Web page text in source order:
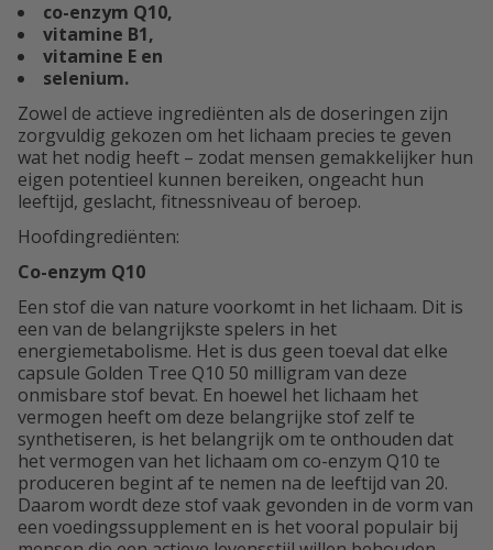
co-enzym Q10,
vitamine B1,
vitamine E en
selenium.
Zowel de actieve ingrediënten als de doseringen zijn
zorgvuldig gekozen om het lichaam precies te geven
wat het nodig heeft – zodat mensen gemakkelijker hun
eigen potentieel kunnen bereiken, ongeacht hun
leeftijd, geslacht, fitnessniveau of beroep.
Hoofdingrediënten:
Co-enzym Q10
Een stof die van nature voorkomt in het lichaam. Dit is
een van de belangrijkste spelers in het
energiemetabolisme. Het is dus geen toeval dat elke
capsule Golden Tree Q10 50 milligram van deze
onmisbare stof bevat. En hoewel het lichaam het
vermogen heeft om deze belangrijke stof zelf te
synthetiseren, is het belangrijk om te onthouden dat
het vermogen van het lichaam om co-enzym Q10 te
produceren begint af te nemen na de leeftijd van 20.
Daarom wordt deze stof vaak gevonden in de vorm van
een voedingssupplement en is het vooral populair bij